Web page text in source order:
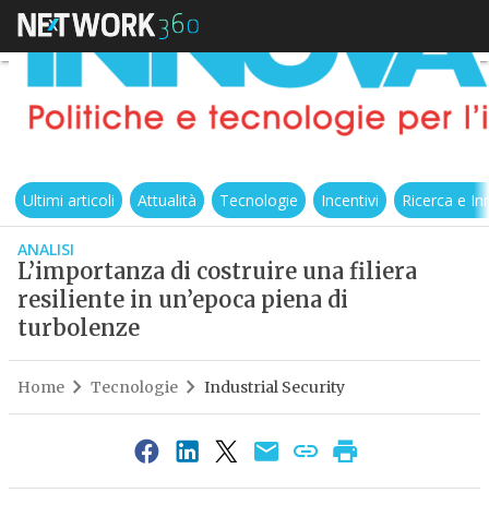
Ultimi articoli Attualità Tecnologie Incentivi Ricerca e
ANALISI
L’importanza di costruire una filiera
resiliente in un’epoca piena di
turbolenze
Home Tecnologie Industrial Security